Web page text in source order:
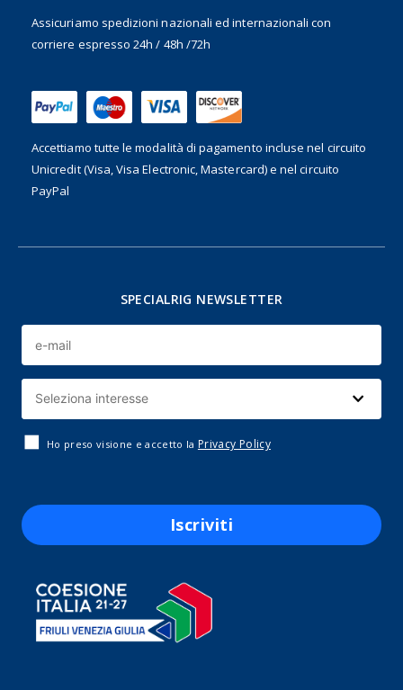
Assicuriamo spedizioni nazionali ed internazionalicon
corriere espresso 24h / 48h /72h
Accettiamo tutte le modalità di pagamento incluse nel circuito
Unicredit (Visa, Visa Electronic, Mastercard) e nel circuito
PayPal
SPECIALRIG NEWSLETTER
Ho preso visione e accetto la Privacy Policy
Iscriviti